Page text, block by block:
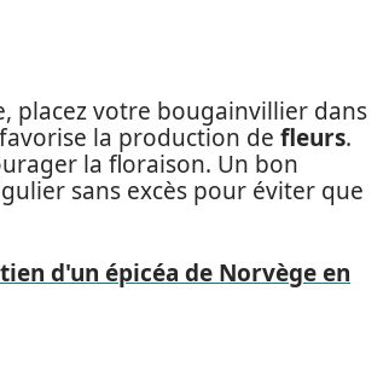
placez votre bougainvillier dans
la production de fleurs.
la floraison. Un bon
sans excès pour éviter que
d'un épicéa de Norvège en